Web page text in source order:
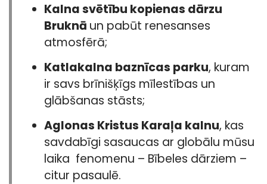
Kalna svētību kopienas dārzu
Bruknā un pabūt renesanses
atmosfērā;
Katlakalna baznīcas parku, kuram
ir savs brīnišķīgs mīlestības un
glābšanas stāsts;
Aglonas Kristus Karaļa kalnu, kas
savdabīgi sasaucas ar globālu mūsu
laika fenomenu – Bībeles dārziem –
citur pasaulē.